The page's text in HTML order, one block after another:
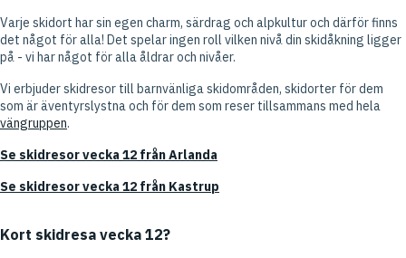
Varje skidort har sin egen charm, särdrag och alpkultur och därför finns
det något för alla! Det spelar ingen roll vilken nivå din skidåkning ligger
på - vi har något för alla åldrar och nivåer.
Vi erbjuder skidresor till barnvänliga skidområden, skidorter för dem
som är äventyrslystna och för dem som reser tillsammans med hela
vängruppen.
Se skidresor vecka 12 från Arlanda
Se skidresor vecka 12 från Kastrup
Kort skidresa vecka 12?